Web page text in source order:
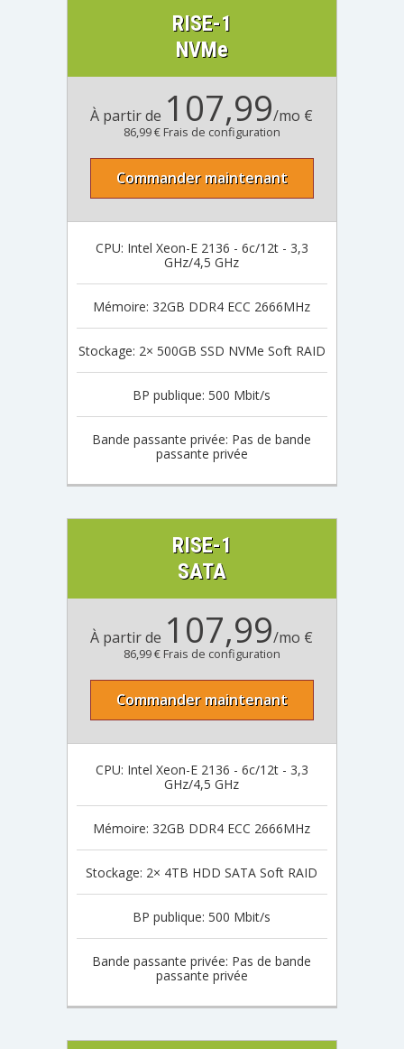
RISE-1
NVMe
À partir de 107,99/mo €
86,99 € Frais de configuration
Commander maintenant
CPU: Intel Xeon-E 2136 - 6c/12t - 3,3
GHz/4,5 GHz
Mémoire: 32GB DDR4 ECC 2666MHz
Stockage: 2× 500GB SSD NVMe Soft RAID
BP publique: 500 Mbit/s
Bande passante privée: Pas de bande
passante privée
RISE-1
SATA
À partir de 107,99/mo €
86,99 € Frais de configuration
Commander maintenant
CPU: Intel Xeon-E 2136 - 6c/12t - 3,3
GHz/4,5 GHz
Mémoire: 32GB DDR4 ECC 2666MHz
Stockage: 2× 4TB HDD SATA Soft RAID
BP publique: 500 Mbit/s
Bande passante privée: Pas de bande
passante privée